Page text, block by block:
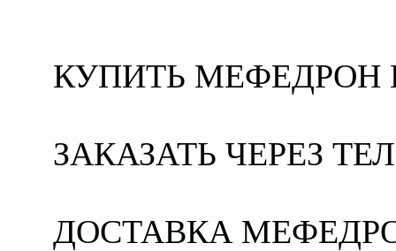
КУПИТЬ МЕФЕДРОН
ЗАКАЗАТЬ ЧЕРЕЗ
ДОСТАВКА